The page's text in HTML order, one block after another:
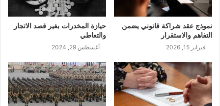
نموذج عقد شراكة قانوني يضمن
التفاهم والاستقرار
فبراير 15, 2026
حيازة المخدرات بغير قصد الاتجار
والتعاطي
أغسطس 29, 2024